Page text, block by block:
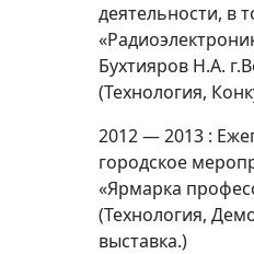
деятельности, в
Бухтияров Н.А.
(Технология,
2012 — 2013 :
городское
«Ярмарка
(Технология,
выставка.)